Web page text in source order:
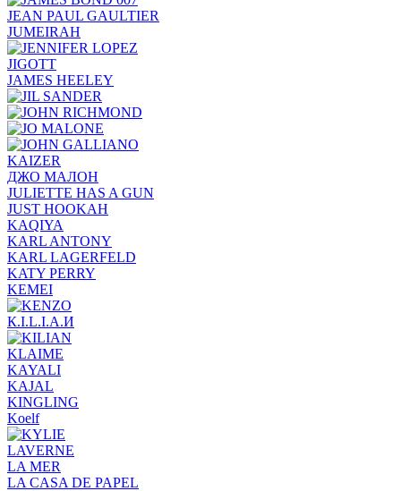
JEAN PAUL GAULTIER
JUMEIRAH
JIGOTT
JAMES HEELEY
KAIZER
ДЖО МАЛОН
JULIETTE HAS A GUN
JUST HOOKAH
KAQIYA
KARL ANTONY
KARL LAGERFELD
KATY PERRY
KEMEI
К.I.L.I.А.И
KLAIME
KAYALI
KAJAL
KINGLING
Koelf
LAVERNE
LA MER
LA CASA DE PAPEL